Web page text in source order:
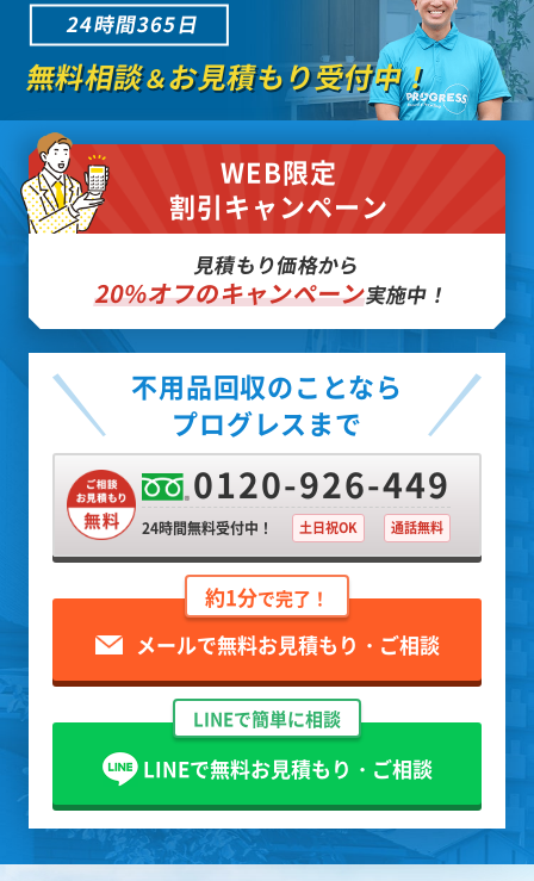
24時間365日
無料相談＆お見積もり受付中！
WEB限定
割引キャンペーン
見積もり価格から
20%オフのキャンペーン実施中！
不用品回収のことなら
プログレスまで
0120-926-449
24時間無料受付中！ 土日祝OK 通話無料
約1分で完了！
メールで無料お見積もり・ご相談
LINEで簡単に相談
LINEで無料お見積もり・ご相談